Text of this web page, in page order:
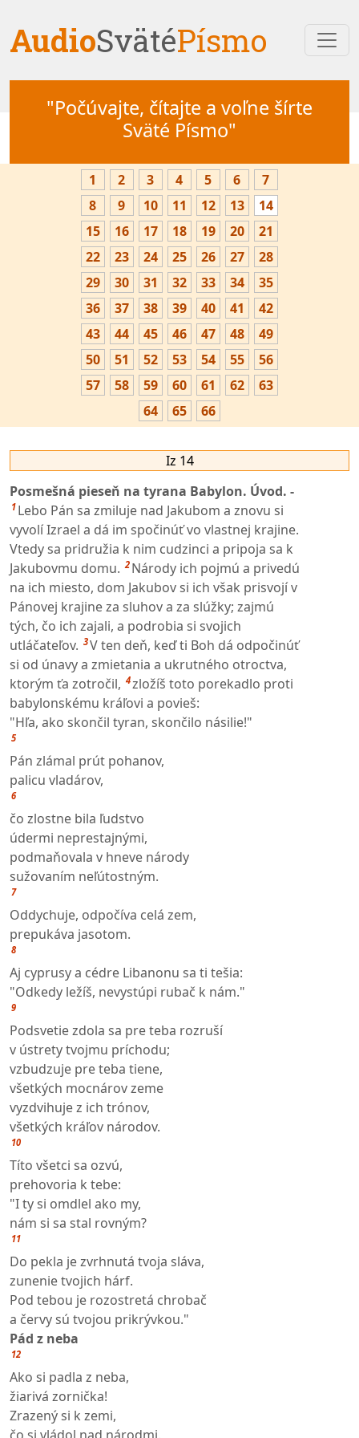
AudioSvätéPísmo
"Počúvajte, čítajte a voľne šírte
Sväté Písmo"
1 2 3 4 5 6
7
8
9 10 11 12 13
14
15
16 17 18 19 20
21
22
23 24 25 26 27
28
29
30 31 32 33 34
35
36
37 38 39 40 41
42
43
44 45 46 47 48
49
50
51 52 53 54 55
56
57
58 59 60 61 62
63
64
65 66
Iz 14
Posmešná pieseň na tyrana Babylon. Úvod. -
1 Lebo Pán sa zmiluje nad Jakubom a znovu si
vyvolí Izrael a dá im spočinúť vo vlastnej krajine.
Vtedy sa pridružia k nim cudzinci a pripoja sa k
Jakubovmu domu. 2 Národy ich pojmú a privedú
na ich miesto, dom Jakubov si ich však prisvojí v
Pánovej krajine za sluhov a za slúžky; zajmú
tých, čo ich zajali, a podrobia si svojich
utláčateľov. 3V ten deň, keď ti Boh dá odpočinúť
si od únavy a zmietania a ukrutného otroctva,
ktorým ťa zotročil, 4zložíš toto porekadlo proti
babylonskému kráľovi a povieš:
"Hľa, ako skončil tyran, skončilo násilie!"
5
Pán zlámal prút pohanov,
palicu vladárov,
6
čo zlostne bila ľudstvo
údermi neprestajnými,
podmaňovala v hneve národy
sužovaním neľútostným.
7
Oddychuje, odpočíva celá zem,
prepukáva jasotom.
8
Aj cyprusy a cédre Libanonu sa ti tešia:
"Odkedy ležíš, nevystúpi rubač k nám."
9
Podsvetie zdola sa pre teba rozruší
v ústrety tvojmu príchodu;
vzbudzuje pre teba tiene,
všetkých mocnárov zeme
vyzdvihuje z ich trónov,
všetkých kráľov národov.
10
Títo všetci sa ozvú,
prehovoria k tebe:
"I ty si omdlel ako my,
nám si sa stal rovným?
11
Do pekla je zvrhnutá tvoja sláva,
zunenie tvojich hárf.
Pod tebou je rozostretá chrobač
a červy sú tvojou prikrývkou."
Pád z neba
12
Ako si padla z neba,
žiarivá zornička!
Zrazený si k zemi,
čo si vládol nad národmi.